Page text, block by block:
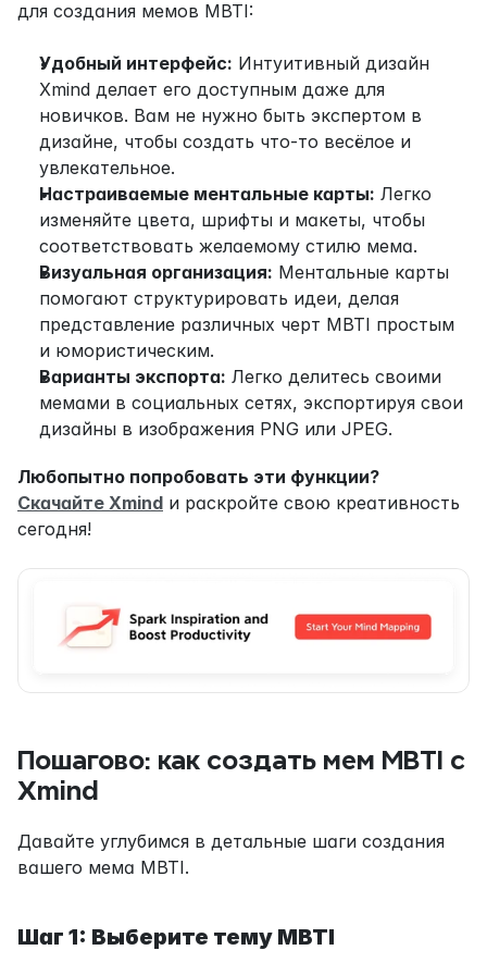
для создания мемов MBTI:
Удобный интерфейс: Интуитивный дизайн
Xmind делает его доступным даже для
новичков. Вам не нужно быть экспертом в
дизайне, чтобы создать что-то весёлое и
увлекательное.
Настраиваемые ментальные карты: Легко
изменяйте цвета, шрифты и макеты, чтобы
соответствовать желаемому стилю мема.
Визуальная организация: Ментальные карты
помогают структурировать идеи, делая
представление различных черт MBTI простым
и юмористическим.
Варианты экспорта: Легко делитесь своими
мемами в социальных сетях, экспортируя свои
дизайны в изображения PNG или JPEG.
Любопытно попробовать эти функции?
Скачайте Xmind и раскройте свою креативность
сегодня!
Пошагово: как создать мем MBTI с
Xmind
Давайте углубимся в детальные шаги создания
вашего мема MBTI.
Шаг 1: Выберите тему MBTI